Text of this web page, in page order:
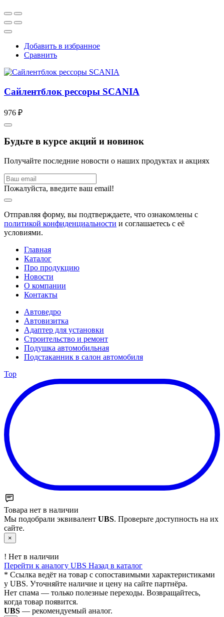
Добавить в избранное
Сравнить
Сайлентблок рессоры SCANIA
976 ₽
Будьте в курсе акций и новинок
Получайте последние новости о наших продуктах и акциях
Пожалуйста, введите ваш email!
Отправляя форму, вы подтверждаете, что ознакомлены с
политикой конфиденциальности и соглашаетесь с её
условиями.
Главная
Каталог
Про продукцию
Новости
О компании
Контакты
Автоведро
Автовизитка
Адаптер для установки
Строительство и ремонт
Подушка автомобильная
Подстаканник в салон автомобиля
Top
Товара нет в наличии
Мы подобрали эквивалент UBS. Проверьте доступность на их
сайте.
×
! Нет в наличии
Перейти к аналогу UBS Назад в каталог
* Ссылка ведёт на товар с сопоставимыми характеристиками
у UBS. Уточняйте наличие и цену на сайте партнёра.
Нет спама — только полезные переходы. Возвращайтесь,
когда товар появится.
UBS — рекомендуемый аналог.